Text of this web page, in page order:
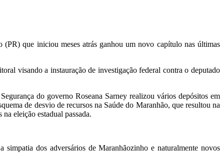
que iniciou meses atrás ganhou um novo capítulo nas últimas
visando a instauração de investigação federal contra o deputado
do governo Roseana Sarney realizou vários depósitos em
de desvio de recursos na Saúde do Maranhão, que resultou na
eleição estadual passada.
dos adversários de Maranhãozinho e naturalmente novos